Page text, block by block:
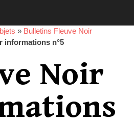
» Bulletins Fleuve Noir
informations n°5
Noir